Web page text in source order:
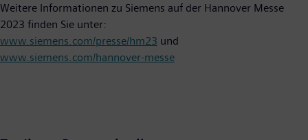
Weitere Informationen zu Siemens auf der Hannover Messe
2023 finden Sie unter:
www.siemens.com/presse/hm23 und
www.siemens.com/hannover-messe